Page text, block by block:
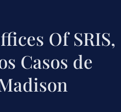
Of SRIS,
Casos de